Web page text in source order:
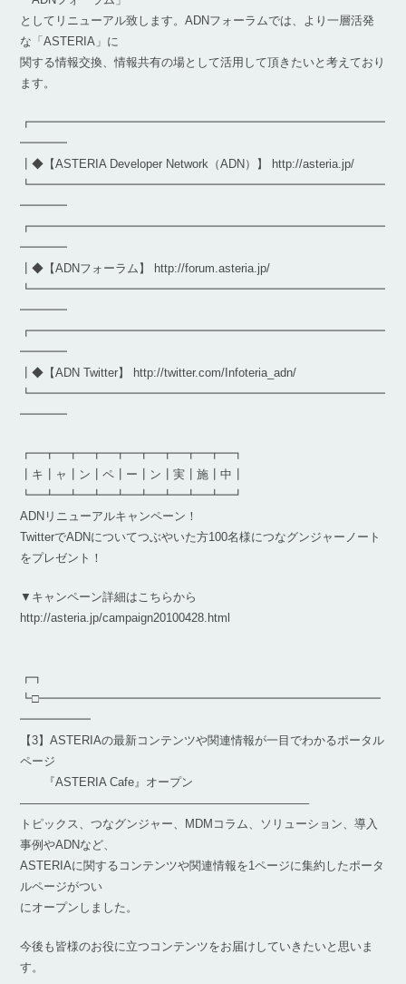
としてリニューアル致します。ADNフォーラムでは、より一層活発
な「ASTERIA」に
関する情報交換、情報共有の場として活用して頂きたいと考えており
ます。
┏━━━━━━━━━━━━━━━━━━━━━━━━━━━━━━
━━━━
┃◆【ASTERIA Developer Network（ADN）】 http://asteria.jp/
┗━━━━━━━━━━━━━━━━━━━━━━━━━━━━━━
━━━━
┏━━━━━━━━━━━━━━━━━━━━━━━━━━━━━━
━━━━
┃◆【ADNフォーラム】 http://forum.asteria.jp/
┗━━━━━━━━━━━━━━━━━━━━━━━━━━━━━━
━━━━
┏━━━━━━━━━━━━━━━━━━━━━━━━━━━━━━
━━━━
┃◆【ADN Twitter】 http://twitter.com/Infoteria_adn/
┗━━━━━━━━━━━━━━━━━━━━━━━━━━━━━━
━━━━
┏━┳━┳━┳━┳━┳━┳━┳━┳━┓
┃キ┃ャ┃ン┃ペ┃ー┃ン┃実┃施┃中┃
┗━┻━┻━┻━┻━┻━┻━┻━┻━┛
ADNリニューアルキャンペーン！
TwitterでADNについてつぶやいた方100名様につなグンジャーノート
をプレゼント！
▼キャンペーン詳細はこちらから
http://asteria.jp/campaign20100428.html
┏┓
┗□━━━━━━━━━━━━━━━━━━━━━━━━━━━━━
━━━━━━
【3】ASTERIAの最新コンテンツや関連情報が一目でわかるポータル
ページ
『ASTERIA Cafe』オープン
————————————————————————–
トピックス、つなグンジャー、MDMコラム、ソリューション、導入
事例やADNなど、
ASTERIAに関するコンテンツや関連情報を1ページに集約したポータ
ルページがつい
にオープンしました。
今後も皆様のお役に立つコンテンツをお届けしていきたいと思いま
す。